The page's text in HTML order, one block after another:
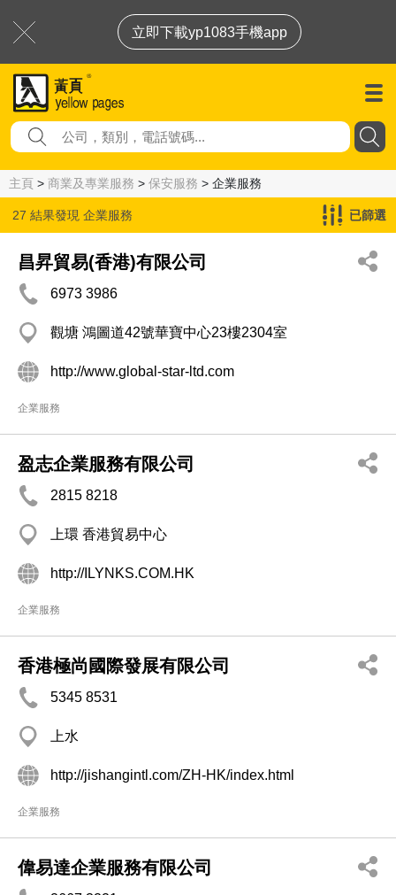
立即下載yp1083手機app
主頁 > 商業及專業服務 > 保安服務 > 企業服務
27 結果發現 企業服務 已篩選
昌昇貿易(香港)有限公司
6973 3986
觀塘 鴻圖道42號華寶中心23樓2304室
http://www.global-star-ltd.com
企業服務
盈志企業服務有限公司
2815 8218
上環 香港貿易中心
http://ILYNKS.COM.HK
企業服務
香港極尚國際發展有限公司
5345 8531
上水
http://jishangintl.com/ZH-HK/index.html
企業服務
偉易達企業服務有限公司